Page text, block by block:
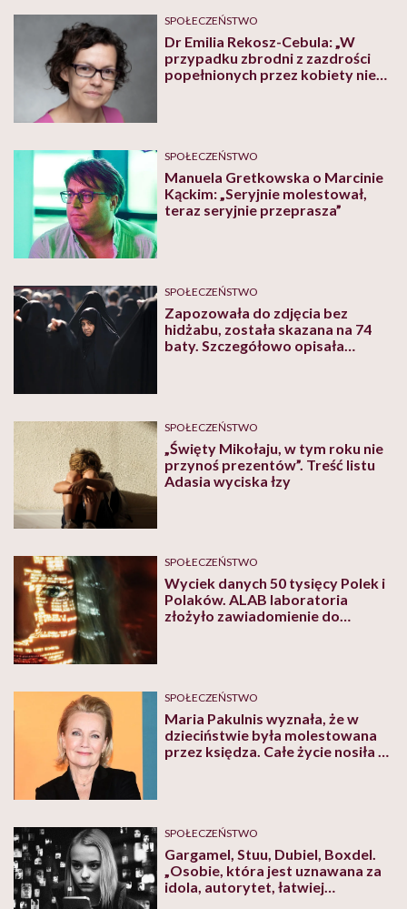
SPOŁECZEŃSTWO
Dr Emilia Rekosz-Cebula: „W
przypadku zbrodni z zazdrości
popełnionych przez kobiety nie
SPOŁECZEŃSTWO
Manuela Gretkowska o Marcinie
Kąckim: „Seryjnie molestował,
teraz seryjnie przeprasza”
SPOŁECZEŃSTWO
Zapozowała do zdjęcia bez
hidżabu, została skazana na 74
baty. Szczegółowo opisała
SPOŁECZEŃSTWO
„Święty Mikołaju, w tym roku nie
przynoś prezentów”. Treść listu
Adasia wyciska łzy
SPOŁECZEŃSTWO
Wyciek danych 50 tysięcy Polek i
Polaków. ALAB laboratoria
złożyło zawiadomienie do
SPOŁECZEŃSTWO
Maria Pakulnis wyznała, że w
dzieciństwie była molestowana
przez księdza. Całe życie nosiła w
SPOŁECZEŃSTWO
Gargamel, Stuu, Dubiel, Boxdel.
„Osobie, która jest uznawana za
idola, autorytet, łatwiej